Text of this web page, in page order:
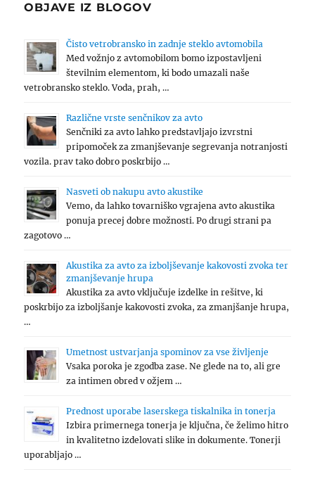
OBJAVE IZ BLOGOV
Čisto vetrobransko in zadnje steklo avtomobila
Med vožnjo z avtomobilom bomo izpostavljeni
številnim elementom, ki bodo umazali naše
vetrobransko steklo. Voda, prah, …
Različne vrste senčnikov za avto
Senčniki za avto lahko predstavljajo izvrstni
pripomoček za zmanjševanje segrevanja notranjosti
vozila. prav tako dobro poskrbijo …
Nasveti ob nakupu avto akustike
Vemo, da lahko tovarniško vgrajena avto akustika
ponuja precej dobre možnosti. Po drugi strani pa
zagotovo …
Akustika za avto za izboljševanje kakovosti zvoka ter
zmanjševanje hrupa
Akustika za avto vključuje izdelke in rešitve, ki
poskrbijo za izboljšanje kakovosti zvoka, za zmanjšanje hrupa,
…
Umetnost ustvarjanja spominov za vse življenje
Vsaka poroka je zgodba zase. Ne glede na to, ali gre
za intimen obred v ožjem …
Prednost uporabe laserskega tiskalnika in tonerja
Izbira primernega tonerja je ključna, če želimo hitro
in kvalitetno izdelovati slike in dokumente. Tonerji
uporabljajo …